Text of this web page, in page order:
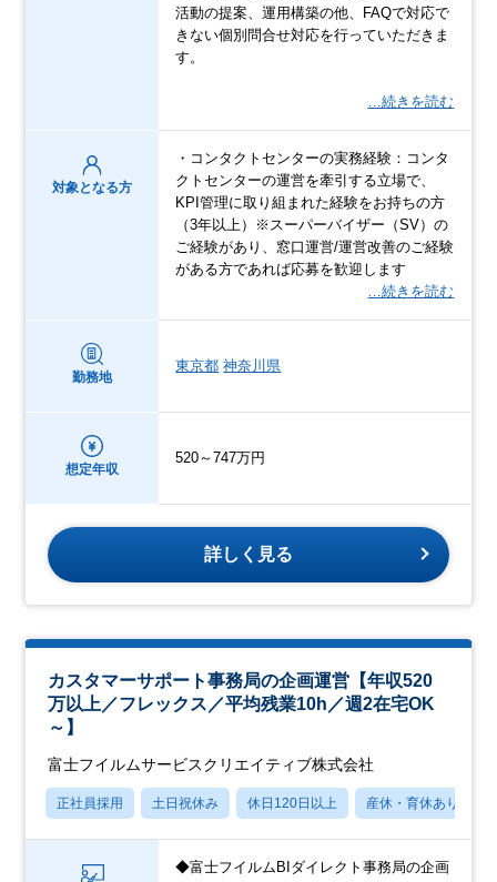
活動の提案、運用構築の他、FAQで対応で
きない個別問合せ対応を行っていただきま
す。
…続きを読む
対象となる方
・コンタクトセンターの実務経験：コンタ
クトセンターの運営を牽引する立場で、
KPI管理に取り組まれた経験をお持ちの方
（3年以上）※スーパーバイザー（SV）の
ご経験があり、窓口運営/運営改善のご経験
がある方であれば応募を歓迎します
…続きを読む
勤務地
東京都 神奈川県
想定年収
520～747万円
詳しく見る
カスタマーサポート事務局の企画運営【年収520
万以上／フレックス／平均残業10h／週2在宅OK
～】
富士フイルムサービスクリエイティブ株式会社
正社員採用 土日祝休み 休日120日以上 産休・育休あり
◆富士フイルムBIダイレクト事務局の企画